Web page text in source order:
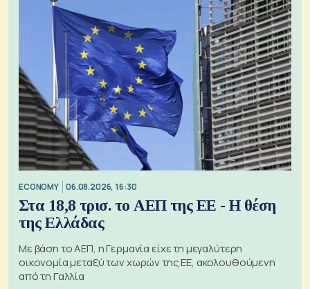
ECONOMY 06.08.2026, 16:30
Στα 18,8 τρισ. το ΑΕΠ της ΕΕ - Η θέση
της Ελλάδας
Με βάση το ΑΕΠ, η Γερμανία είχε τη μεγαλύτερη
οικονομία μεταξύ των χωρών της ΕΕ, ακολουθούμενη
από τη Γαλλία